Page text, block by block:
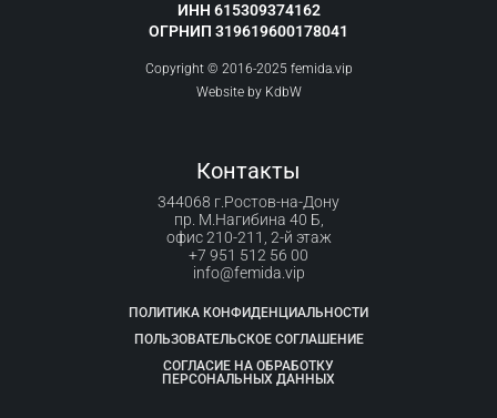
ИНН 615309374162
ОГРНИП 319619600178041
Copyright © 2016-2025 femida.vip
Website by KdbW
Контакты
344068 г.Ростов-на-Дону
пр. М.Нагибина 40 Б,
офис 210-211, 2-й этаж
+7 951 512 56 00
info@femida.vip
ПОЛИТИКА КОНФИДЕНЦИАЛЬНОСТИ
ПОЛЬЗОВАТЕЛЬСКОЕ СОГЛАШЕНИЕ
СОГЛАСИЕ НА ОБРАБОТКУ
ПЕРСОНАЛЬНЫХ ДАННЫХ